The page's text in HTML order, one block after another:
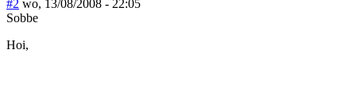
#2 wo, 13/08/2008 - 22:05
Sobbe
Hoi,